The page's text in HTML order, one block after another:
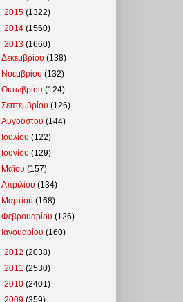
2015 (1322)
2014 (1560)
2013 (1660)
Δεκεμβρίου(138)
Νοεμβρίου(132)
Οκτωβρίου(124)
Σεπτεμβρίου(126)
Αυγούστου(144)
Ιουλίου(122)
Ιουνίου(129)
Μαΐου(157)
Απριλίου(134)
Μαρτίου(168)
Φεβρουαρίου(126)
Ιανουαρίου(160)
2012 (2038)
2011 (2530)
2010 (2401)
2009 (359)